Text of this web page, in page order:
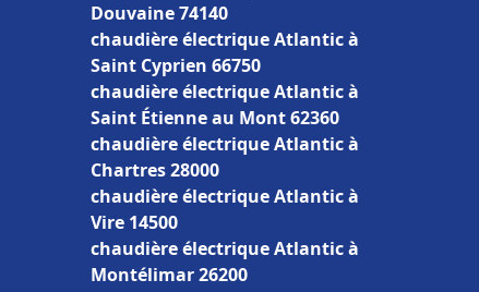
Douvaine 74140
chaudière électrique Atlantic à
Saint Cyprien 66750
chaudière électrique Atlantic à
Saint Étienne au Mont 62360
chaudière électrique Atlantic à
Chartres 28000
chaudière électrique Atlantic à
Vire 14500
chaudière électrique Atlantic à
Montélimar 26200